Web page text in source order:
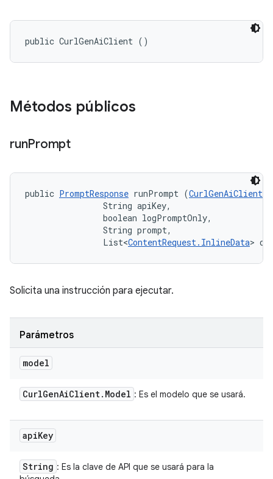
public CurlGenAiClient ()
Métodos públicos
runPrompt
public PromptResponse runPrompt (
                String apiKey,
                boolean logPromptOnly,
                String prompt,
                List<
ContentRequest.InlineData>
Solicita una instrucción para ejecutar.
Parámetros
model
CurlGenAiClient. Model : Es el modelo que se usará.
apiKey
String : Es la clave de API que se usará para la